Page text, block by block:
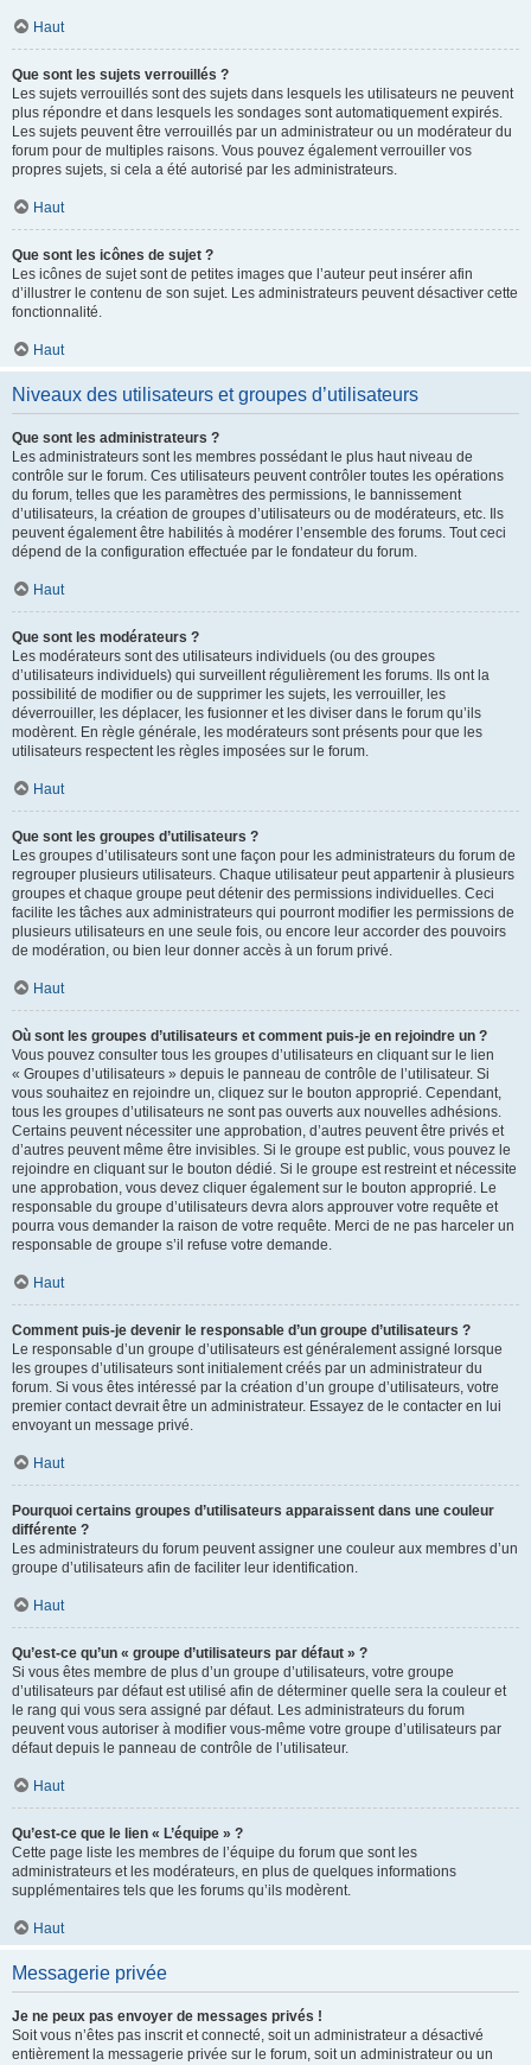
Haut
Que sont les sujets verrouillés ?
Les sujets verrouillés sont des sujets dans lesquels les utilisateurs ne peuvent
plus répondre et dans lesquels les sondages sont automatiquement expirés.
Les sujets peuvent être verrouillés par un administrateur ou un modérateur du
forum pour de multiples raisons. Vous pouvez également verrouiller vos
propres sujets, si cela a été autorisé par les administrateurs.
Haut
Que sont les icônes de sujet ?
Les icônes de sujet sont de petites images que l’auteur peut insérer afin
d’illustrer le contenu de son sujet. Les administrateurs peuvent désactiver cette
fonctionnalité.
Haut
Niveaux des utilisateurs et groupes d’utilisateurs
Que sont les administrateurs ?
Les administrateurs sont les membres possédant le plus haut niveau de
contrôle sur le forum. Ces utilisateurs peuvent contrôler toutes les opérations
du forum, telles que les paramètres des permissions, le bannissement
d’utilisateurs, la création de groupes d’utilisateurs ou de modérateurs, etc. Ils
peuvent également être habilités à modérer l’ensemble des forums. Tout ceci
dépend de la configuration effectuée par le fondateur du forum.
Haut
Que sont les modérateurs ?
Les modérateurs sont des utilisateurs individuels (ou des groupes
d’utilisateurs individuels) qui surveillent régulièrement les forums. Ils ont la
possibilité de modifier ou de supprimer les sujets, les verrouiller, les
déverrouiller, les déplacer, les fusionner et les diviser dans le forum qu’ils
modèrent. En règle générale, les modérateurs sont présents pour que les
utilisateurs respectent les règles imposées sur le forum.
Haut
Que sont les groupes d’utilisateurs ?
Les groupes d’utilisateurs sont une façon pour les administrateurs du forum de
regrouper plusieurs utilisateurs. Chaque utilisateur peut appartenir à plusieurs
groupes et chaque groupe peut détenir des permissions individuelles. Ceci
facilite les tâches aux administrateurs qui pourront modifier les permissions de
plusieurs utilisateurs en une seule fois, ou encore leur accorder des pouvoirs
de modération, ou bien leur donner accès à un forum privé.
Haut
Où sont les groupes d’utilisateurs et comment puis-je en rejoindre un ?
Vous pouvez consulter tous les groupes d’utilisateurs en cliquant sur le lien
« Groupes d’utilisateurs » depuis le panneau de contrôle de l’utilisateur. Si
vous souhaitez en rejoindre un, cliquez sur le bouton approprié. Cependant,
tous les groupes d’utilisateurs ne sont pas ouverts aux nouvelles adhésions.
Certains peuvent nécessiter une approbation, d’autres peuvent être privés et
d’autres peuvent même être invisibles. Si le groupe est public, vous pouvez le
rejoindre en cliquant sur le bouton dédié. Si le groupe est restreint et nécessite
une approbation, vous devez cliquer également sur le bouton approprié. Le
responsable du groupe d’utilisateurs devra alors approuver votre requête et
pourra vous demander la raison de votre requête. Merci de ne pas harceler un
responsable de groupe s’il refuse votre demande.
Haut
Comment puis-je devenir le responsable d’un groupe d’utilisateurs ?
Le responsable d’un groupe d’utilisateurs est généralement assigné lorsque
les groupes d’utilisateurs sont initialement créés par un administrateur du
forum. Si vous êtes intéressé par la création d’un groupe d’utilisateurs, votre
premier contact devrait être un administrateur. Essayez de le contacter en lui
envoyant un message privé.
Haut
Pourquoi certains groupes d’utilisateurs apparaissent dans une couleur
différente ?
Les administrateurs du forum peuvent assigner une couleur aux membres d’un
groupe d’utilisateurs afin de faciliter leur identification.
Haut
Qu’est-ce qu’un « groupe d’utilisateurs par défaut » ?
Si vous êtes membre de plus d’un groupe d’utilisateurs, votre groupe
d’utilisateurs par défaut est utilisé afin de déterminer quelle sera la couleur et
le rang qui vous sera assigné par défaut. Les administrateurs du forum
peuvent vous autoriser à modifier vous-même votre groupe d’utilisateurs par
défaut depuis le panneau de contrôle de l’utilisateur.
Haut
Qu’est-ce que le lien « L’équipe » ?
Cette page liste les membres de l’équipe du forum que sont les
administrateurs et les modérateurs, en plus de quelques informations
supplémentaires tels que les forums qu’ils modèrent.
Haut
Messagerie privée
Je ne peux pas envoyer de messages privés !
Soit vous n’êtes pas inscrit et connecté, soit un administrateur a désactivé
entièrement la messagerie privée sur le forum, soit un administrateur ou un